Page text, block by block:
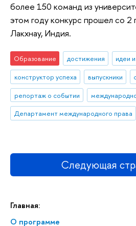
Главная:
О программе
более 150 команд из
этом году конкурс прошел со 2
Лакхнау, Индия.
Образование достижения
идеи
конструктор успеха
выпускники
репортаж о событии
Департамент международного права
Следующая